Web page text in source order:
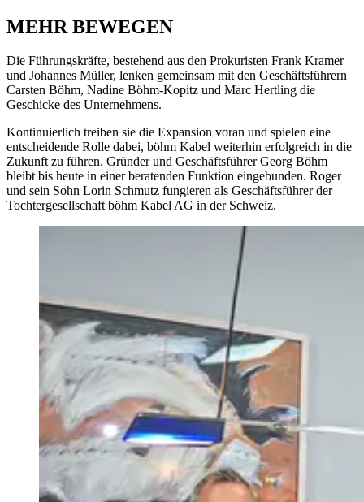
MEHR BEWEGEN
Die Führungskräfte, bestehend aus den Prokuristen Frank Kramer
und Johannes Müller, lenken gemeinsam mit den Geschäftsführern
Carsten Böhm, Nadine Böhm-Kopitz und Marc Hertling die
Geschicke des Unternehmens.
Kontinuierlich treiben sie die Expansion voran und spielen eine
entscheidende Rolle dabei, böhm Kabel weiterhin erfolgreich in die
Zukunft zu führen. Gründer und Geschäftsführer Georg Böhm
bleibt bis heute in einer beratenden Funktion eingebunden. Roger
und sein Sohn Lorin Schmutz fungieren als Geschäftsführer der
Tochtergesellschaft böhm Kabel AG in der Schweiz.